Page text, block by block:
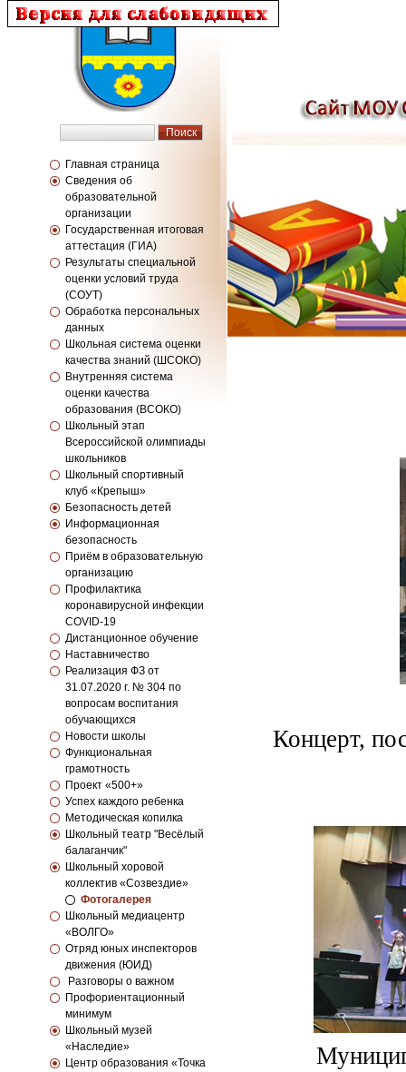
Главная страница
Сведения об
образовательной
организации
Государственная итоговая
аттестация (ГИА)
Результаты специальной
оценки условий труда
(СОУТ)
Обработка персональных
данных
Школьная система оценки
качества знаний (ШСОКО)
Внутренняя система
оценки качества
образования (ВСОКО)
Школьный этап
Всероссийской олимпиады
школьников
Школьный спортивный
клуб «Крепыш»
Безопасность детей
Информационная
безопасность
Приём в образовательную
организацию
Профилактика
коронавирусной инфекции
COVID-19
Дистанционное обучение
Наставничество
Реализация ФЗ от
31.07.2020 г. № 304 по
вопросам воспитания
обучающихся
Новости школы
Функциональная
грамотность
Проект «500+»
Успех каждого ребенка
Методическая копилка
Школьный театр "Весёлый
балаганчик"
Школьный хоровой
коллектив «Созвездие»
Фотогалерея
Школьный медиацентр
«ВОЛГО»
Отряд юных инспекторов
движения (ЮИД)
Разговоры о важном
Профориентационный
минимум
Школьный музей
«Наследие»
Центр образования «Точка
Концерт,